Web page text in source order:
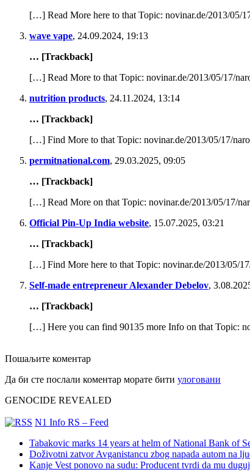
Владика СПЦ против Гидеона Грајфа
Posted 7 година ago
Владика СПЦ Јован Ћулибрк назвао је израелског
Да се епископ Западноамеричке епархије, Максим
Да се епископ Западноамеричке епархије, Максим
Posted 7 година ago
Текст петиције свештенства СПЦ у Америци против
***
Светом Архијерејском Синоду
Српске Православне Цркве
Београд, Србија
Сан Дијего, Лос Анђелес, Лас Вегас, Чикаго
Вашa Светости, Високопреосвећени и Преосвећени оци
Read More
Митрополите Амфилохије …..верујете ли у Бога ??!!
Posted 7 година ago
Ово катастрофално питање није упућено само
Read More
[…] Read More here to that Topic: novinar.de/2013/05/
wave vape, 24.09.2024, 19:13
… [Trackback]
[…] Read More to that Topic: novinar.de/2013/05/17/
nutrition products, 24.11.2024, 13:14
… [Trackback]
[…] Find More to that Topic: novinar.de/2013/05/17/
permitnational.com, 29.03.2025, 09:05
… [Trackback]
[…] Read More on that Topic: novinar.de/2013/05/17/
Official Pin-Up India website, 15.07.2025, 03:21
… [Trackback]
[…] Find More here to that Topic: novinar.de/2013/05/
Self-made entrepreneur Alexander Debelov,
… [Trackback]
[…] Here you can find 90135 more Info on that Topic:
Пошаљите коментар
Да би сте послали коментар морате бити улоговани
GENOCIDE REVEALED
N1 Info RS – Feed
Tabakovic marks 14 years at helm of National Bank of
Doživotni zatvor Avganistancu zbog napada autom na
Kanje Vest ponovo na sudu: Producent tvrdi da mu